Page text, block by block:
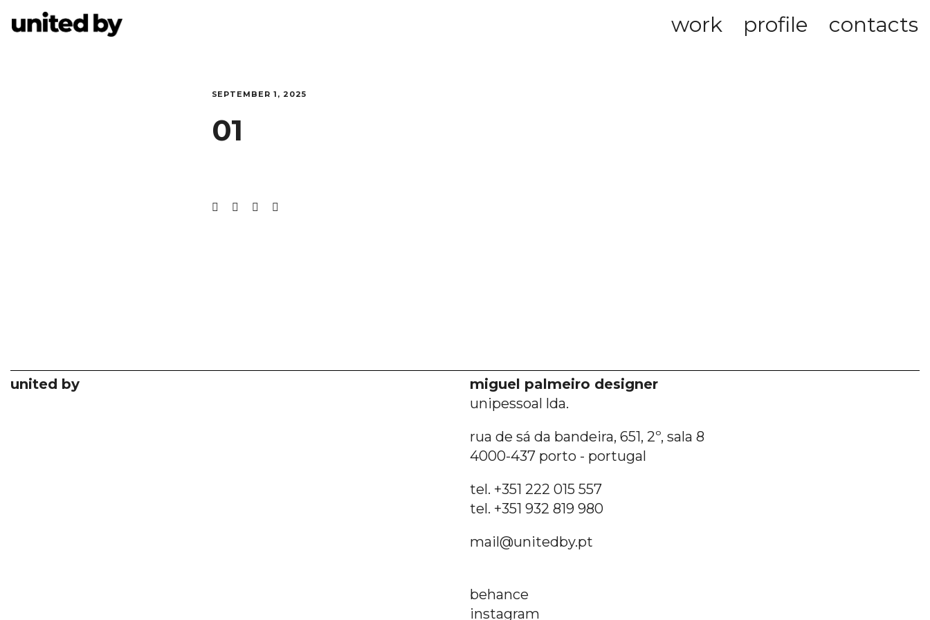
work profile contacts
SEPTEMBER 1, 2025
01
united by
miguel palmeiro designer
unipessoal lda.
rua de sá da bandeira, 651, 2º, sala 8
4000-437 porto - portugal
tel. +351 222 015 557
tel. +351 932 819 980
mail@unitedby.pt
behance
instagram